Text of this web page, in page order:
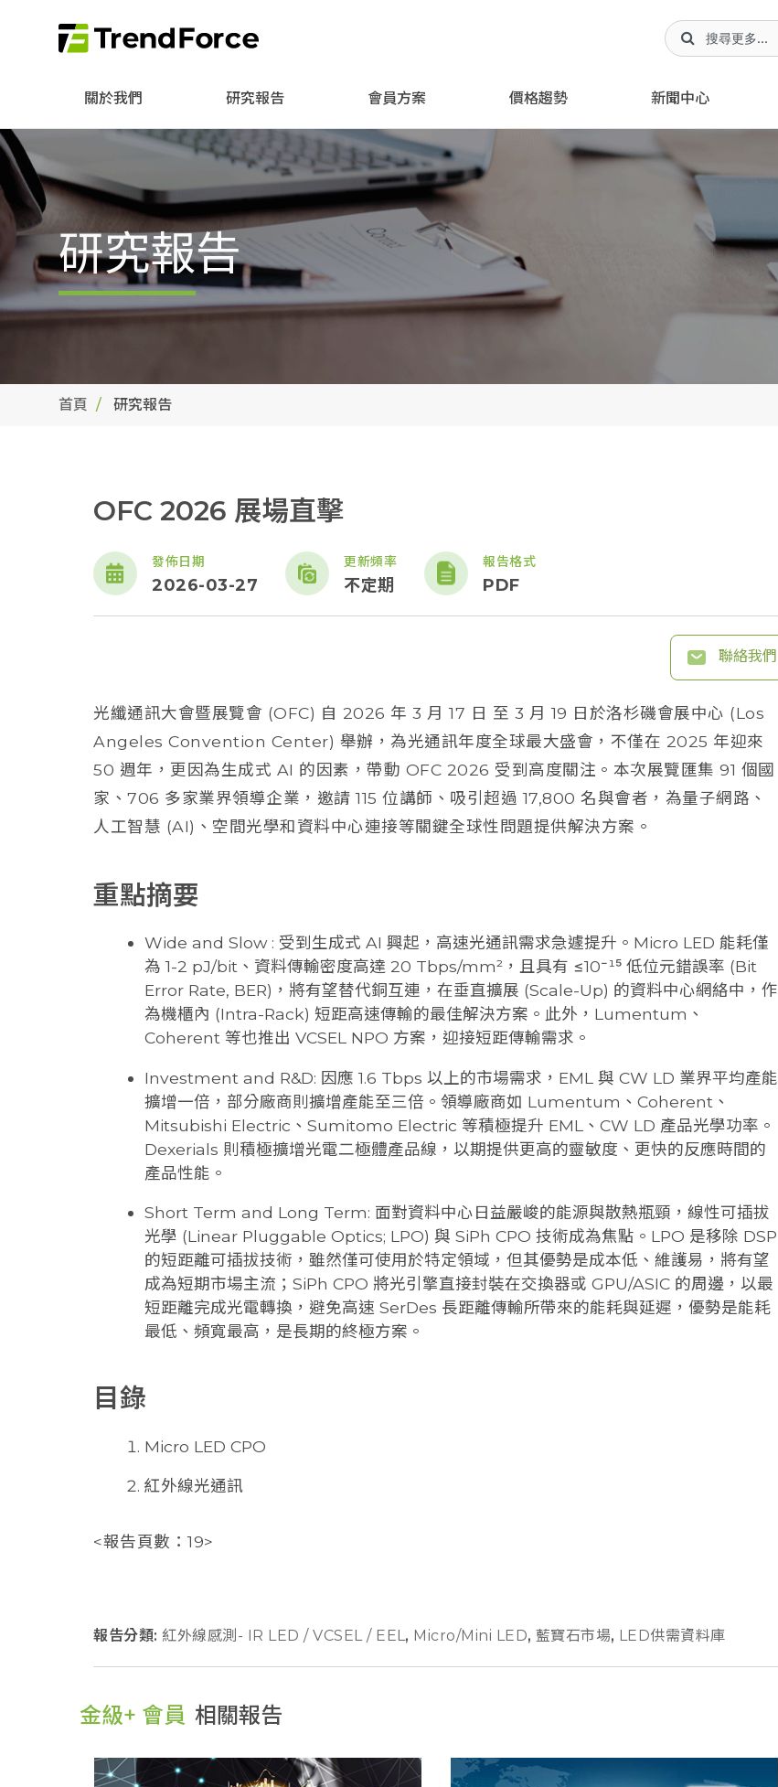
關於我們 研究報告 會員方案 價格趨勢 新聞中心
研究報告
首頁 研究報告
OFC 2026 展場直擊
發佈日期
2026-03-27
更新頻率
不定期
報告格式
PDF
聯絡我們
光纖通訊大會暨展覽會 (OFC) 自 2026 年 3 月 17 日 至 3 月 19 日於洛杉磯會展中心 (Los
Angeles Convention Center) 舉辦，為光通訊年度全球最大盛會，不僅在 2025 年迎來
50 週年，更因為生成式 AI 的因素，帶動 OFC 2026 受到高度關注。本次展覽匯集 91 個國
家、706 多家業界領導企業，邀請 115 位講師、吸引超過 17,800 名與會者，為量子網路、
人工智慧 (AI)、空間光學和資料中心連接等關鍵全球性問題提供解決方案。
重點摘要
Wide and Slow : 受到生成式 AI 興起，高速光通訊需求急遽提升。Micro LED 能耗僅
為 1-2 pJ/bit、資料傳輸密度高達 20 Tbps/mm²，且具有 ≤10⁻¹⁵ 低位元錯誤率 (Bit
Error Rate, BER)，將有望替代銅互連，在垂直擴展 (Scale-Up) 的資料中心網絡中，作
為機櫃內 (Intra-Rack) 短距高速傳輸的最佳解決方案。此外，Lumentum、
Coherent 等也推出 VCSEL NPO 方案，迎接短距傳輸需求。
Investment and R&D: 因應 1.6 Tbps 以上的市場需求，EML 與 CW LD 業界平均產能
擴增一倍，部分廠商則擴增產能至三倍。領導廠商如 Lumentum、Coherent、
Mitsubishi Electric、Sumitomo Electric 等積極提升 EML、CW LD 產品光學功率。
Dexerials 則積極擴增光電二極體產品線，以期提供更高的靈敏度、更快的反應時間的
產品性能。
Short Term and Long Term: 面對資料中心日益嚴峻的能源與散熱瓶頸，線性可插拔
光學 (Linear Pluggable Optics; LPO) 與 SiPh CPO 技術成為焦點。LPO 是移除 DSP
的短距離可插拔技術，雖然僅可使用於特定領域，但其優勢是成本低、維護易，將有望
成為短期市場主流；SiPh CPO 將光引擎直接封裝在交換器或 GPU/ASIC 的周邊，以最
短距離完成光電轉換，避免高速 SerDes 長距離傳輸所帶來的能耗與延遲，優勢是能耗
最低、頻寬最高，是長期的終極方案。
目錄
Micro LED CPO
紅外線光通訊
<報告頁數：19>
報告分類: 紅外線感測- IR LED / VCSEL / EEL, Micro/Mini LED, 藍寶石市場, LED供需資料庫
金級+ 會員 相關報告